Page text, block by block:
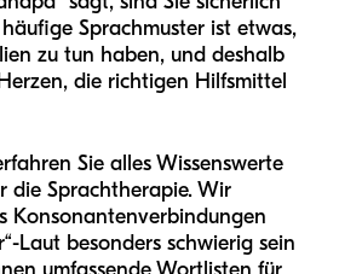
Sprachmuster ist etwas,
zu tun haben, und deshalb
die richtigen Hilfsmittel
Sie alles Wissenswerte
die Sprachtherapie. Wir
Konsonantenverbindungen
Laut besonders schwierig sein